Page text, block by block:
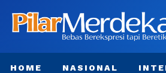
HOME NASIONAL